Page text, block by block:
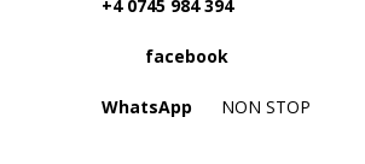
+4 0745 984 394
facebook
WhatsApp NON STOP